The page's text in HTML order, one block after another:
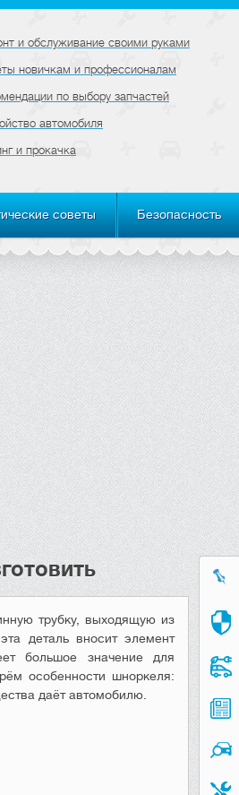
и обслуживание своими руками
новичкам и профессионалам
по выбору запчастей
автомобиля
и прокачка
советы Безопасность
трубку, выходящую из
деталь вносит элемент
большое значение для
особенности шноркеля:
даёт автомобилю.